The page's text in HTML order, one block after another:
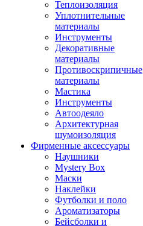
Теплоизоляция
Уплотнительные
материалы
Инструменты
Декоративные
материалы
Противоскрипичные
материалы
Мастика
Инструменты
Автоодеяло
Архитектурная
шумоизоляция
Фирменные аксессуары
Наушники
Mystery Box
Маски
Наклейки
Футболки и поло
Ароматизаторы
Бейсболки и